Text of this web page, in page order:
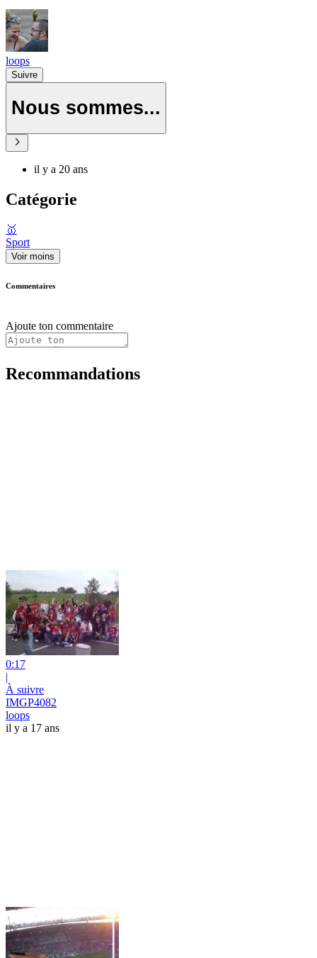
loops
Suivre
Nous sommes...
il y a 20 ans
Catégorie
🥇
Sport
Voir moins
Commentaires
Ajoute ton commentaire
Recommandations
0:17
|
À suivre
IMGP4082
loops
il y a 17 ans